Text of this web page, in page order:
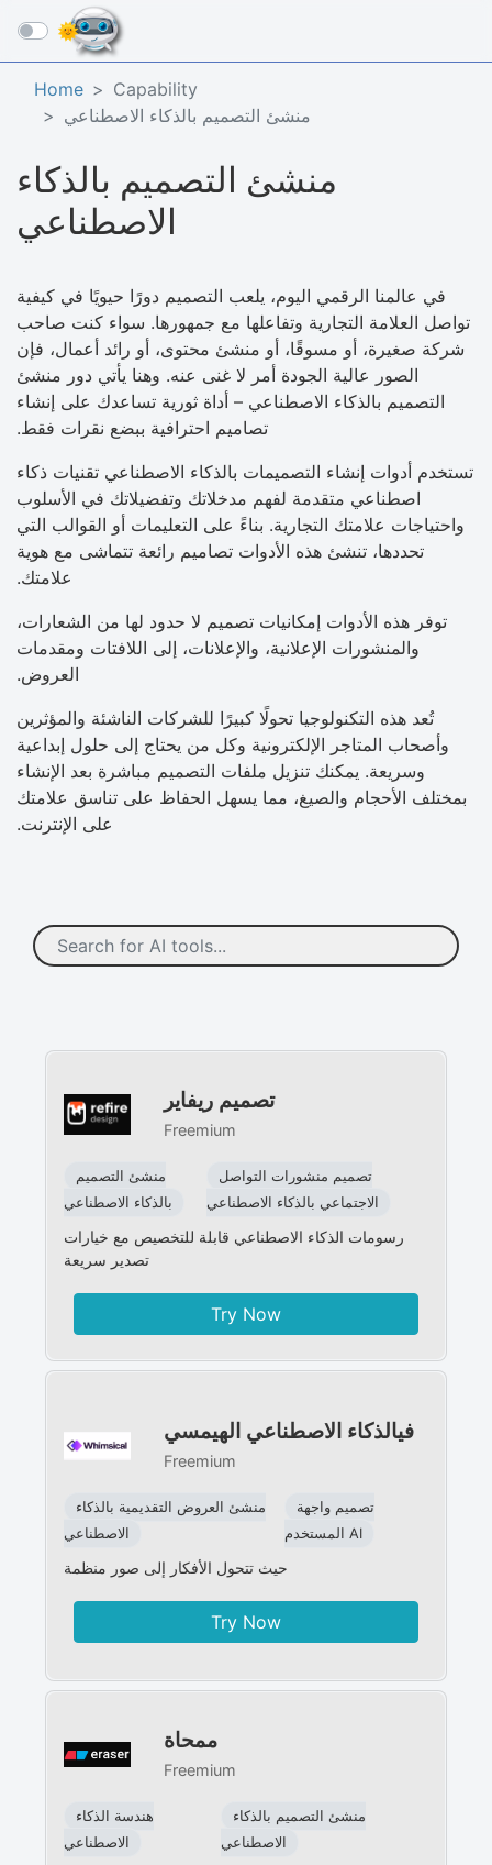
☰
Home
Capability
منشئ التصميم بالذكاء الاصطناعي
منشئ التصميم بالذكاء
الاصطناعي
في عالمنا الرقمي اليوم، يلعب التصميم دورًا حيويًا في كيفية
تواصل العلامة التجارية وتفاعلها مع جمهورها. سواء كنت صاحب
شركة صغيرة، أو مسوقًا، أو منشئ محتوى، أو رائد أعمال، فإن
الصور عالية الجودة أمر لا غنى عنه. وهنا يأتي دور منشئ
التصميم بالذكاء الاصطناعي – أداة ثورية تساعدك على إنشاء
تصاميم احترافية ببضع نقرات فقط.
تستخدم أدوات إنشاء التصميمات بالذكاء الاصطناعي تقنيات ذكاء
اصطناعي متقدمة لفهم مدخلاتك وتفضيلاتك في الأسلوب
واحتياجات علامتك التجارية. بناءً على التعليمات أو القوالب التي
تحددها، تنشئ هذه الأدوات تصاميم رائعة تتماشى مع هوية
علامتك.
توفر هذه الأدوات إمكانيات تصميم لا حدود لها من الشعارات،
والمنشورات الإعلانية، والإعلانات، إلى اللافتات ومقدمات
العروض.
تُعد هذه التكنولوجيا تحولًا كبيرًا للشركات الناشئة والمؤثرين
وأصحاب المتاجر الإلكترونية وكل من يحتاج إلى حلول إبداعية
وسريعة. يمكنك تنزيل ملفات التصميم مباشرة بعد الإنشاء
بمختلف الأحجام والصيغ، مما يسهل الحفاظ على تناسق علامتك
على الإنترنت.
تصميم ريفاير
Freemium
منشئ التصميم
بالذكاء الاصطناعي
تصميم منشورات التواصل
الاجتماعي بالذكاء الاصطناعي
رسومات الذكاء الاصطناعي قابلة للتخصيص مع خيارات
تصدير سريعة
Try Now
فيالذكاء الاصطناعي الهيمسي
Freemium
منشئ العروض التقديمية بالذكاء
الاصطناعي
تصميم واجهة
المستخدم AI
حيث تتحول الأفكار إلى صور منظمة
Try Now
ممحاة
Freemium
هندسة الذكاء
الاصطناعي
منشئ التصميم بالذكاء
الاصطناعي